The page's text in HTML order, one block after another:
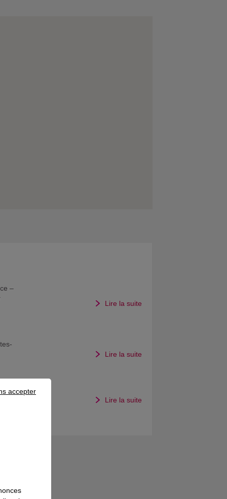
–
Lire la suite
Lire la suite
Lire la suite
accepter